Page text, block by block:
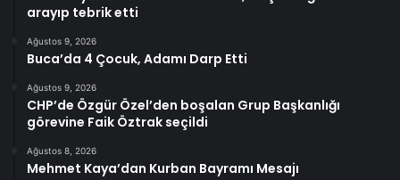
arayıp tebrik etti
Ağustos 9, 2026
Buca’da 4 Çocuk, Adamı Darp Etti
Ağustos 9, 2026
CHP’de Özgür Özel’den boşalan Grup Başkanlığı
görevine Faik Öztrak seçildi
Ağustos 8, 2026
Mehmet Kaya’dan Kurban Bayramı Mesajı